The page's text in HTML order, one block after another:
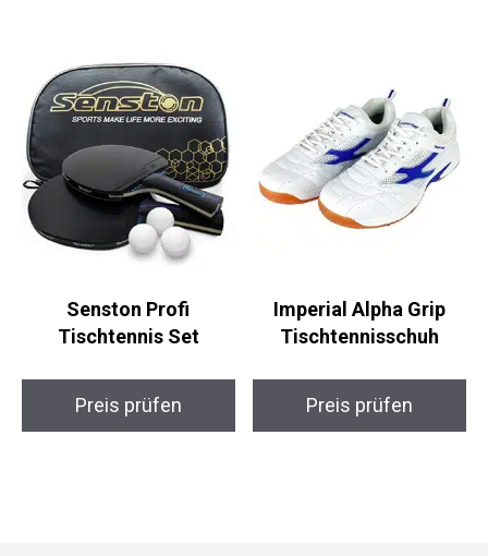
Tischtennis Set
Tischtennisschuh